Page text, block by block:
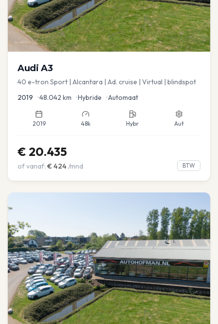
Audi A3
40 e-tron Sport | Alcantara | Ad. cruise | Virtual | blindspot
2019 •48.042 km •Hybride •Automaat
2019 48k Hybr Aut
€ 20.435
of vanaf: € 424 /mnd BTW